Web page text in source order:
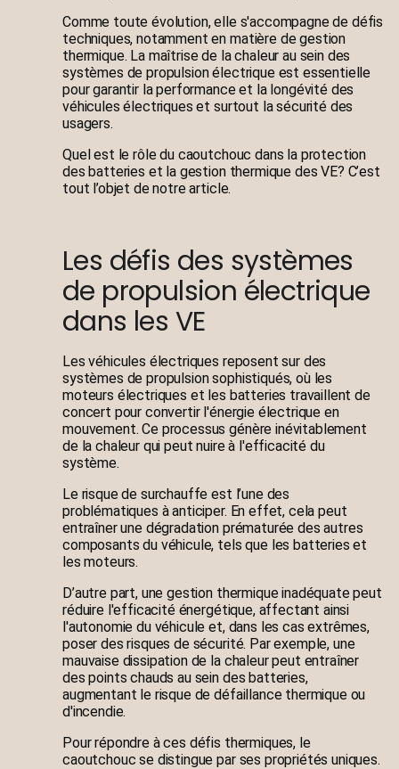
Comme toute évolution, elle s'accompagne de défis
techniques, notamment en matière de gestion
thermique. La maîtrise de la chaleur au sein des
systèmes de propulsion électrique est essentielle
pour garantir la performance et la longévité des
véhicules électriques et surtout la sécurité des
usagers.
Quel est le rôle du caoutchouc dans la protection
des batteries et la gestion thermique des VE? C’est
tout l’objet de notre article.
Les défis des systèmes
de propulsion électrique
dans les VE
Les véhicules électriques reposent sur des
systèmes de propulsion sophistiqués, où les
moteurs électriques et les batteries travaillent de
concert pour convertir l'énergie électrique en
mouvement. Ce processus génère inévitablement
de la chaleur qui peut nuire à l'efficacité du
système.
Le risque de surchauffe est l’une des
problématiques à anticiper. En effet, cela peut
entraîner une dégradation prématurée des autres
composants du véhicule, tels que les batteries et
les moteurs.
D’autre part, une gestion thermique inadéquate peut
réduire l'efficacité énergétique, affectant ainsi
l'autonomie du véhicule et, dans les cas extrêmes,
poser des risques de sécurité. Par exemple, une
mauvaise dissipation de la chaleur peut entraîner
des points chauds au sein des batteries,
augmentant le risque de défaillance thermique ou
d'incendie.
Pour répondre à ces défis thermiques, le
caoutchouc se distingue par ses propriétés uniques.